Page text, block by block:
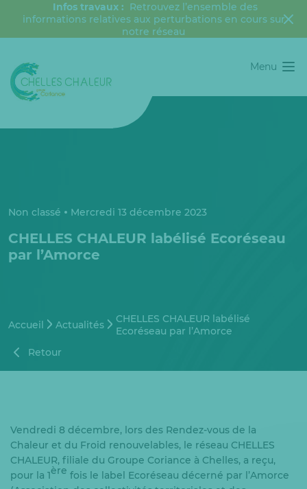
Infos travaux : Retrouvez l’ensemble des
informations relatives aux perturbations en cours sur
notre réseau
Menu
Non classé Mercredi 13 décembre 2023
CHELLES CHALEUR labélisé Ecoréseau
par l’Amorce
Accueil Actualités
CHELLES CHALEUR labélisé
Ecoréseau par l’Amorce
Retour
Vendredi 8 décembre, lors des Rendez-vous de la
Chaleur et du Froid renouvelables, le réseau CHELLES
CHALEUR, filiale du Groupe Coriance à Chelles, a reçu,
pour la 1ère fois le label Ecoréseau décerné par l’Amorce